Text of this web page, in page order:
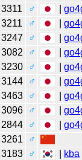
3311 ♂ |
3211 ♂ |
3247 ♂ |
3082 ♂ |
3230 ♂ |
3144 ♂ |
3463 ♂ |
3096 ♂ |
2844 ♂ |
3261
♂
3183 ♂ kba